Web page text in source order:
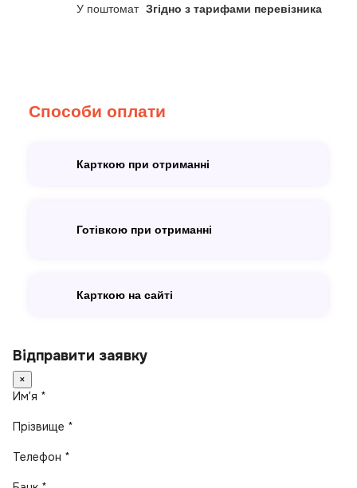
У поштомат Згідно з тарифами перевізника
Способи оплати
Карткою при отриманні
Готівкою при отриманні
Карткою на сайті
Відправити заявку
×
Имʼя *
Прізвище *
Телефон *